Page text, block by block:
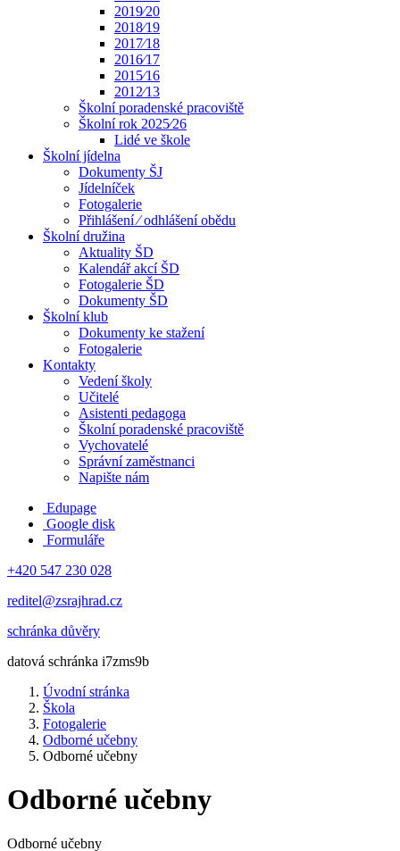
2019⁄20
2018⁄19
2017⁄18
2016⁄17
2015⁄16
2012⁄13
Školní poradenské pracoviště
Školní rok 2025⁄26
Lidé ve škole
Školní jídelna
Dokumenty ŠJ
Jídelníček
Fotogalerie
Přihlášení ⁄ odhlášení obědu
Školní družina
Aktuality ŠD
Kalendář akcí ŠD
Fotogalerie ŠD
Dokumenty ŠD
Školní klub
Dokumenty ke stažení
Fotogalerie
Kontakty
Vedení školy
Učitelé
Asistenti pedagoga
Školní poradenské pracoviště
Vychovatelé
Správní zaměstnanci
Napište nám
Edupage
Google disk
Formuláře
+420 547 230 028
reditel@zsrajhrad.cz
schránka důvěry
datová schránka i7zms9b
Úvodní stránka
Škola
Fotogalerie
Odborné učebny
Odborné učebny
Odborné učebny
Odborné učebny